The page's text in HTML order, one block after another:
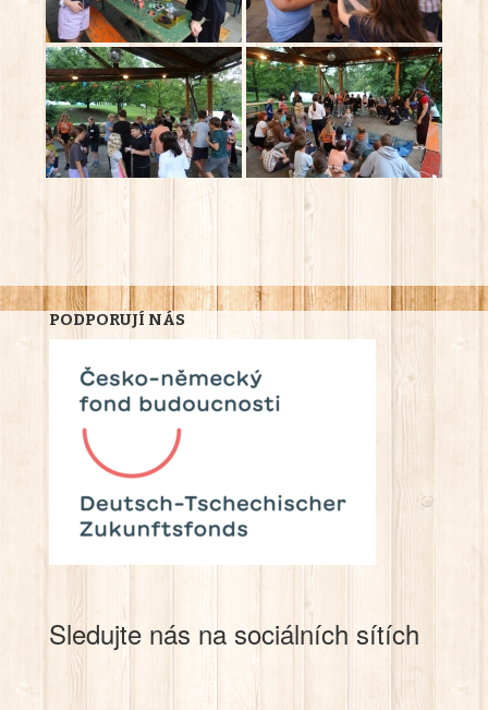
PODPORUJÍ NÁS
Sledujte nás na sociálních sítích